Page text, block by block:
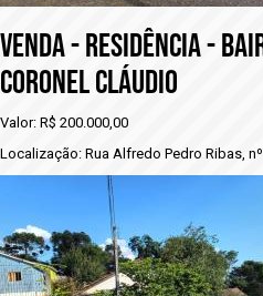
vENDA - RESIDÊNCIA -
CORONEL CLÁUDIO
Valor: R$ 200.000,00
Localização: Rua Alfredo Pedro Ribas,